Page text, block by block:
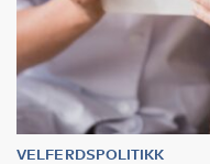
VELFERDSPOLITIKK